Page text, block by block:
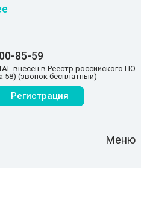
85-59
внесен в Реестр российского ПО
58) (звонок бесплатный)
Регистрация
Меню